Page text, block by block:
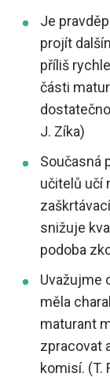
Je
projít
příliš
části
J. Zíka)
Současná
učitelů učí
snižuje
podoba
Uvažujme
měla
maturant
zpracovat
komisí. (T.